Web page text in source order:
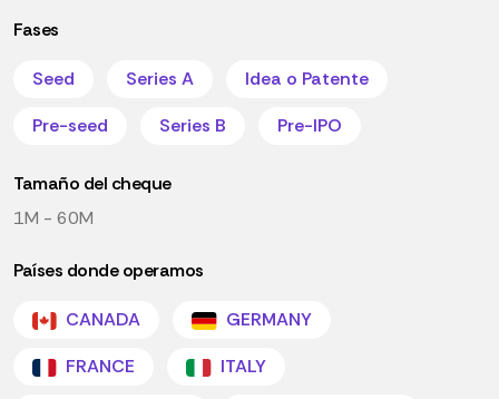
Fases
Seed Series A
Idea o Patente
Pre-seed
Series B Pre-IPO
Tamaño del cheque
1M - 60M
Países donde operamos
CANADA
GERMANY
FRANCE
ITALY